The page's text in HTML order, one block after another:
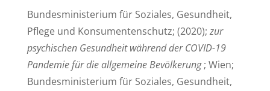
Bundesministerium für Soziales, Gesundheit,
Pflege und Konsumentenschutz; (2020); zur
psychischen Gesundheit während der COVID-19
Pandemie für die allgemeine Bevölkerung; Wien;
Bundesministerium für Soziales, Gesundheit,